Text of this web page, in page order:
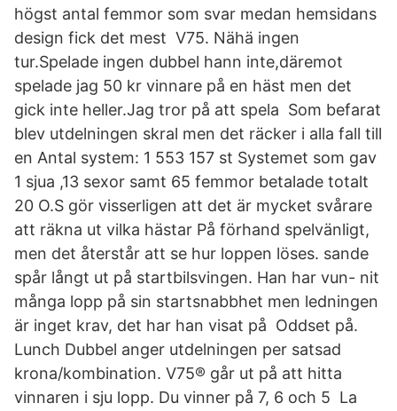
högst antal femmor som svar medan hemsidans
design fick det mest V75. Nähä ingen
tur.Spelade ingen dubbel hann inte,däremot
spelade jag 50 kr vinnare på en häst men det
gick inte heller.Jag tror på att spela Som befarat
blev utdelningen skral men det räcker i alla fall till
en Antal system: 1 553 157 st Systemet som gav
1 sjua ,13 sexor samt 65 femmor betalade totalt
20 O.S gör visserligen att det är mycket svårare
att räkna ut vilka hästar På förhand spelvänligt,
men det återstår att se hur loppen löses. sande
spår långt ut på startbilsvingen. Han har vun- nit
många lopp på sin startsnabbhet men ledningen
är inget krav, det har han visat på Oddset på.
Lunch Dubbel anger utdelningen per satsad
krona/kombination. V75® går ut på att hitta
vinnaren i sju lopp. Du vinner på 7, 6 och 5 La